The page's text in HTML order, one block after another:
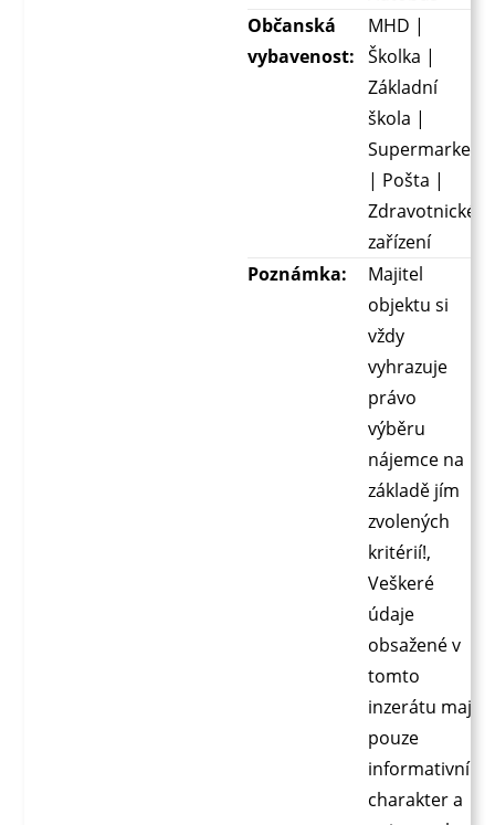
Občanská
vybavenost:
MHD |
Školka |
Základní
škola |
Supermarket
| Pošta |
Zdravotnické
zařízení
Poznámka:
Majitel
objektu si
vždy
vyhrazuje
právo
výběru
nájemce na
základě jím
zvolených
kritérií!,
Veškeré
údaje
obsažené v
tomto
inzerátu mají
pouze
informativní
charakter a